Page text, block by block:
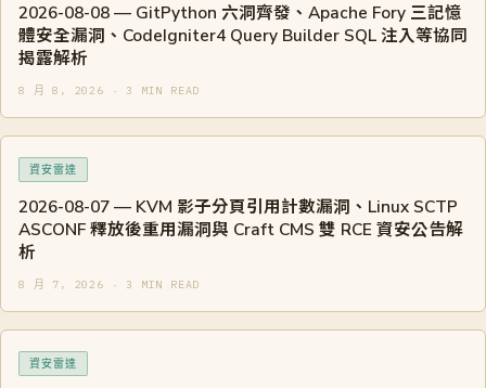
2026-08-08 — GitPython 六洞齊發、Apache Fory 三記憶
體安全漏洞、CodeIgniter4 Query Builder SQL 注入等協同
揭露解析
8 月 8, 2026 · 3 MIN READ
資安雷達
2026-08-07 — KVM 影子分頁引用計數漏洞、Linux SCTP
ASCONF 釋放後重用漏洞與 Craft CMS 雙 RCE 資安公告解
析
8 月 7, 2026 · 3 MIN READ
資安雷達